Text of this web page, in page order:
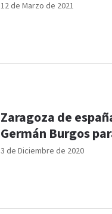
12 de Marzo de 2021
3 de Diciembre de 2020
Zaragoza de
Germán Burgos